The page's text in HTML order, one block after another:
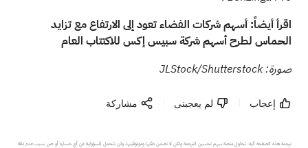
اقرأ أيضاً: أسهم شركات الفضاء تعود إلى الارتفاع مع تزايد
الحماس لطرح أسهم شركة سبيس إكس للاكتتاب العام
صورة: JLStock/Shutterstock
إعجاب لم يعجبنى مشاركة
ترجمة هذه الصفحة آلية. تحاول منصة سهم تحسين الترجمة ولكن لا تضمن دقتها وموثوقيتها، ولن تتحمل المسؤولية عن أي خسارة أو ضرر بسبب عدم دقة